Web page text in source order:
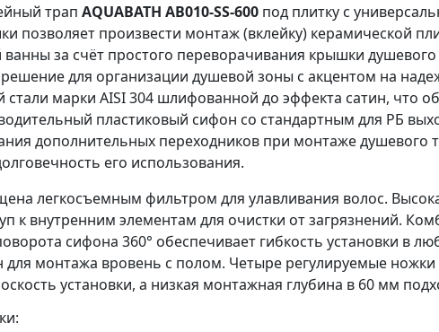
трап AQUABATH AB010-SS-600 под плитку с
позволяет произвести монтаж (вклейку) керамической
за счёт простого переворачивания крышки душевого
для организации душевой зоны с акцентом на
марки AISI 304 шлифованной до эффекта сатин, что
пластиковый сифон со стандартным для РБ
дополнительных переходников при монтаже душевого
его использования.
легкосъемным фильтром для улавливания волос.
к внутренним элементам для очистки от загрязнений.
сифона 360° обеспечивает гибкость установки в
для монтажа вровень с полом. Четыре регулируемые
установки, а низкая монтажная глубина в 60 мм